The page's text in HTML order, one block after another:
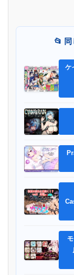
📂
ケ